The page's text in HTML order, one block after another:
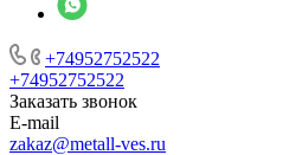
+74952752522
+74952752522
Заказать звонок
E-mail
zakaz@metall-ves.ru